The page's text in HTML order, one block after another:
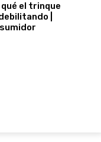
el trinque
|